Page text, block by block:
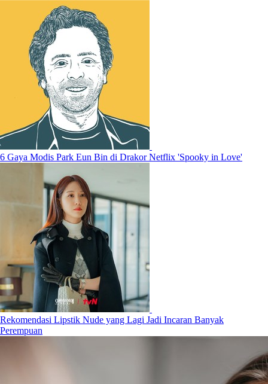
6 Gaya Modis Park Eun Bin di Drakor Netflix 'Spooky in Love'
Rekomendasi Lipstik Nude yang Lagi Jadi Incaran Banyak
Perempuan